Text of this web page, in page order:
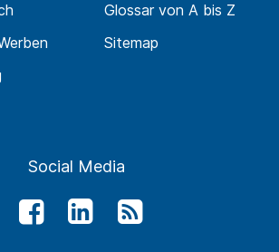
Glossar von A bis Z
Sitemap
Social Media